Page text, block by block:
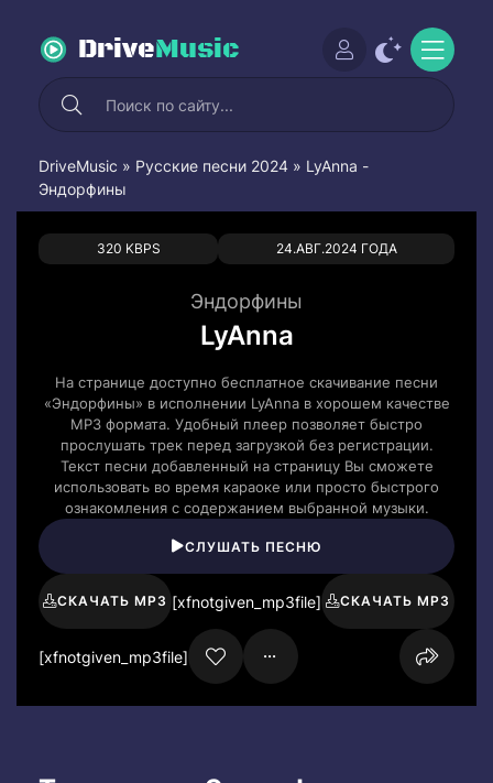
DriveMusic
DriveMusic » Русские песни 2024 » LyAnna -
Эндорфины
320 KBPS 24.АВГ.2024 ГОДА
0 0
Эндорфины
LyAnna
На странице доступно бесплатное скачивание песни
«Эндорфины» в исполнении LyAnna в хорошем качестве
MP3 формата. Удобный плеер позволяет быстро
прослушать трек перед загрузкой без регистрации.
Текст песни добавленный на страницу Вы сможете
использовать во время караоке или просто быстрого
ознакомления с содержанием выбранной музыки.
СЛУШАТЬ ПЕСНЮ
СКАЧАТЬ MP3 [xfnotgiven_mp3file] СКАЧАТЬ MP3
[xfnotgiven_mp3file]